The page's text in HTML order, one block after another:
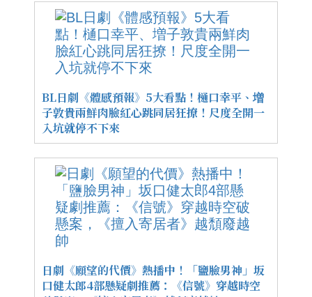
BL日劇《體感預報》5大看點！樋口幸平、増
子敦貴兩鮮肉臉紅心跳同居狂撩！尺度全開一
入坑就停不下來
日劇《願望的代價》熱播中！「鹽臉男神」坂
口健太郎4部懸疑劇推薦：《信號》穿越時空